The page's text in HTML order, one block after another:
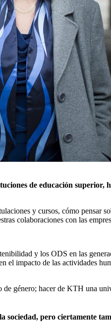
de educación
y cursos, cómo pensar
colaboraciones con las
y los ODS en las
el impacto de las actividades
género; hacer de KTH una
pero ciertamente